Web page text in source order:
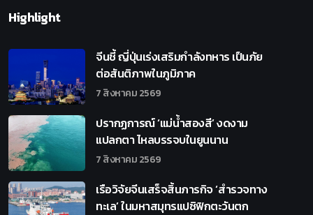
Highlight
จีนชี้ ญี่ปุ่นเร่งเสริมกำลังทหาร เป็นภัย
ต่อสันติภาพในภูมิภาค
7 สิงหาคม 2569
ปรากฏการณ์ ‘แม่น้ำสองสี’ งดงาม
แปลกตา ไหลบรรจบในยูนนาน
7 สิงหาคม 2569
เรือวิจัยจีนเสร็จสิ้นภารกิจ ‘สำรวจทาง
ทะเล’ ในมหาสมุทรแปซิฟิกตะวันตก